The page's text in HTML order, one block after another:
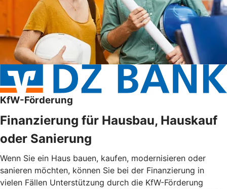
KfW-Förderung
Finanzierung für Hausbau, Hauskauf
oder Sanierung
Wenn Sie ein Haus bauen, kaufen, modernisieren oder
sanieren möchten, können Sie bei der Finanzierung in
vielen Fällen Unterstützung durch die KfW-Förderung